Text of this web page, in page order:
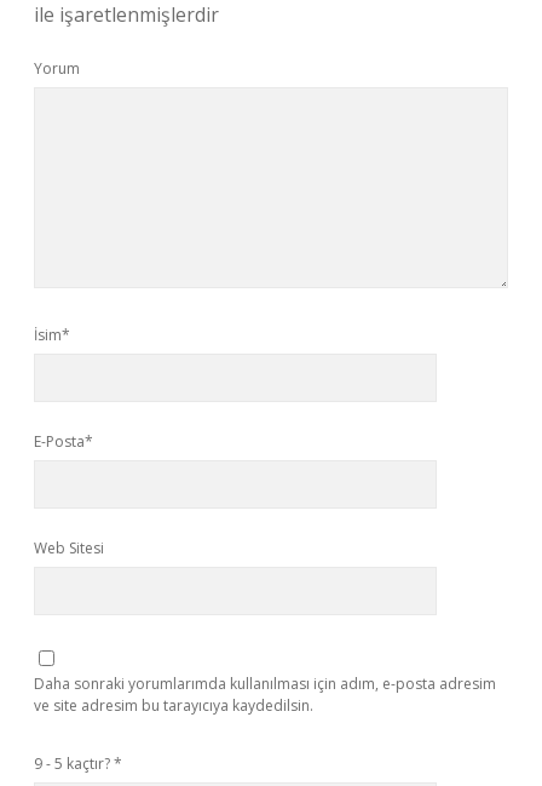
ile işaretlenmişlerdir
Yorum
İsim*
E-Posta*
Web Sitesi
Daha sonraki yorumlarımda kullanılması için adım, e-posta adresim
ve site adresim bu tarayıcıya kaydedilsin.
9 - 5 kaçtır?*